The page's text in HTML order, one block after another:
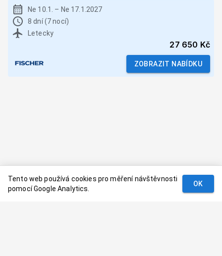
Ne 10.1. – Ne 17.1.2027
8 dní (7 nocí)
Letecky
27 650 Kč
ZOBRAZIT NABÍDKU
Tento web používá cookies pro měření návštěvnosti
pomocí Google Analytics.
OK